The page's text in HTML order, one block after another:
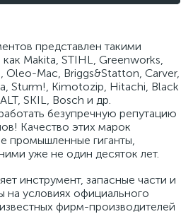
представлен такими
Makita, STIHL, Greenworks,
Oleo-Mac, Briggs&Statton, Carver,
Sturm!, Kimotozip, Hitachi, Black
SKIL, Bosch и др.
безупречную репутацию
Качество этих марок
промышленные гиганты,
уже не один десяток лет.
инструмент, запасные части и
на условиях официального
фирм-производителей